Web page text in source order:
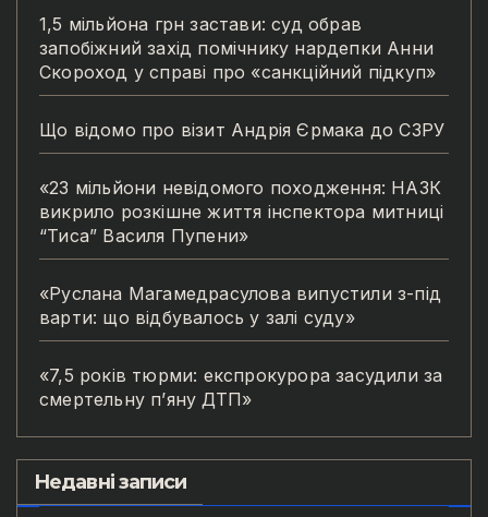
1,5 мільйона грн застави: суд обрав
запобіжний захід помічнику нардепки Анни
Скороход у справі про «санкційний підкуп»
Що відомо про візит Андрія Єрмака до СЗРУ
«23 мільйони невідомого походження: НАЗК
викрило розкішне життя інспектора митниці
“Тиса” Василя Пупени»
«Руслана Магамедрасулова випустили з-під
варти: що відбувалось у залі суду»
«7,5 років тюрми: експрокурора засудили за
смертельну п’яну ДТП»
Недавні записи